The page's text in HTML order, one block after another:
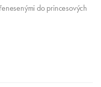
do princesových